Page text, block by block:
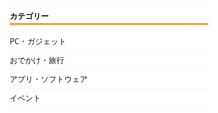
カテゴリー
PC・ガジェット
おでかけ・旅行
アプリ・ソフトウェア
イベント